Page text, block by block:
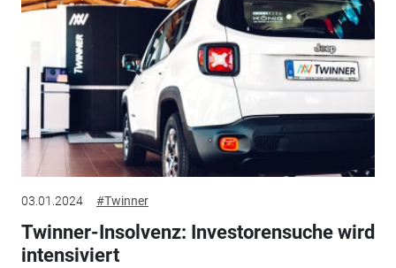
03.01.2024 #Twinner
Twinner-Insolvenz: Investorensuche wird
intensiviert